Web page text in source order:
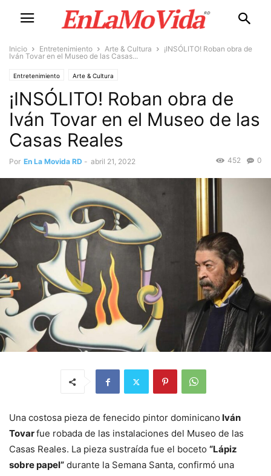
Inicio Entretenimiento Arte & Cultura
¡INSÓLITO! Roban obra de
Iván Tovar en el Museo de las Casas...
Entretenimiento Arte & Cultura
¡INSÓLITO! Roban obra de
Iván Tovar en el Museo de las
Casas Reales
Por En La Movida RD - abril 21, 2022 0
452
Una costosa pieza de fenecido pintor dominicano Iván
Tovarfue robada de las instalaciones del Museo de las
Casas Reales. La pieza sustraída fue el boceto “Lápiz
sobre papel” durante la Semana Santa, confirmó una